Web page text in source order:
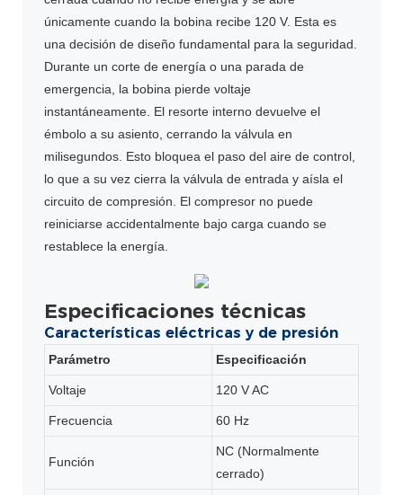
únicamente cuando la bobina recibe 120 V. Esta es
una decisión de diseño fundamental para la seguridad.
Durante un corte de energía o una parada de
emergencia, la bobina pierde voltaje
instantáneamente. El resorte interno devuelve el
émbolo a su asiento, cerrando la válvula en
milisegundos. Esto bloquea el paso del aire de control,
lo que a su vez cierra la válvula de entrada y aísla el
circuito de compresión. El compresor no puede
reiniciarse accidentalmente bajo carga cuando se
restablece la energía.
Especificaciones técnicas
Características eléctricas y de presión
Parámetro Especificación
Voltaje 120 V AC
Frecuencia 60 Hz
Función
NC (Normalmente
cerrado)